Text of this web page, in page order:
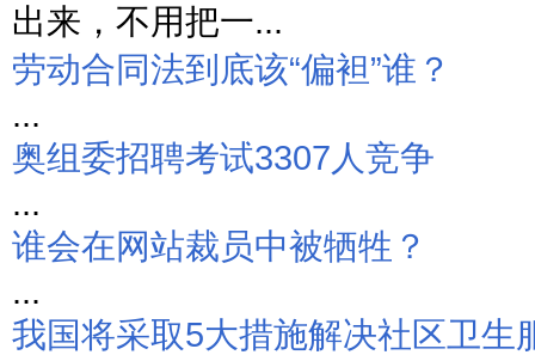
出来，不用把一...
劳动合同法到底该“偏袒”谁？
...
奥组委招聘考试3307人竞争
...
谁会在网站裁员中被牺牲？
...
我国将采取5大措施解决社区卫生